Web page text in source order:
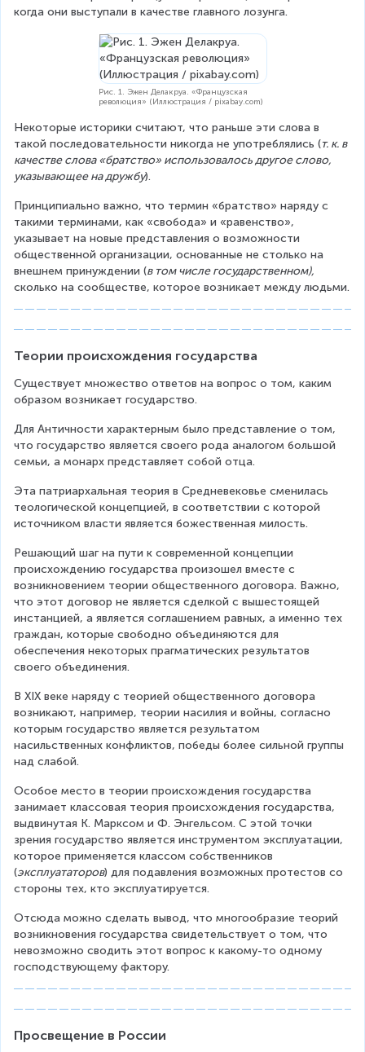
когда они выступали в качестве главного лозунга.
Рис. 1. Эжен Делакруа. «Французская
революция» (Иллюстрация / pixabay.com)
Некоторые историки считают, что раньше эти слова в
такой последовательности никогда не употреблялись (т. к. в
качестве слова «братство» использовалось другое слово,
указывающее на дружбу).
Принципиально важно, что термин «братство» наряду с
такими терминами, как «свобода» и «равенство»,
указывает на новые представления о возможности
общественной организации, основанные не столько на
внешнем принуждении (в том числе государственном),
сколько на сообществе, которое возникает между людьми.
Теории происхождения государства
Существует множество ответов на вопрос о том, каким
образом возникает государство.
Для Античности характерным было представление о том,
что государство является своего рода аналогом большой
семьи, а монарх представляет собой отца.
Эта патриархальная теория в Средневековье сменилась
теологической концепцией, в соответствии с которой
источником власти является божественная милость.
Решающий шаг на пути к современной концепции
происхождению государства произошел вместе с
возникновением теории общественного договора. Важно,
что этот договор не является сделкой с вышестоящей
инстанцией, а является соглашением равных, а именно тех
граждан, которые свободно объединяются для
обеспечения некоторых прагматических результатов
своего объединения.
В XIX веке наряду с теорией общественного договора
возникают, например, теории насилия и войны, согласно
которым государство является результатом
насильственных конфликтов, победы более сильной группы
над слабой.
Особое место в теории происхождения государства
занимает классовая теория происхождения государства,
выдвинутая К. Марксом и Ф. Энгельсом. С этой точки
зрения государство является инструментом эксплуатации,
которое применяется классом собственников
(эксплуататоров) для подавления возможных протестов со
стороны тех, кто эксплуатируется.
Отсюда можно сделать вывод, что многообразие теорий
возникновения государства свидетельствует о том, что
невозможно сводить этот вопрос к какому-то одному
господствующему фактору.
Просвещение в России